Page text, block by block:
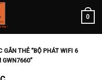
0
GẮN THẺ “BỘ PHÁT WIFI 6
GWN7660”